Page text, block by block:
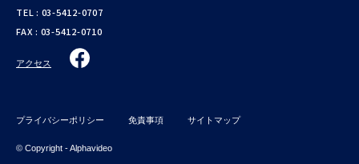
TEL : 03-5412-0707
FAX : 03-5412-0710
アクセス
プライバシーポリシー 免責事項 サイトマップ
© Copyright - Alphavideo